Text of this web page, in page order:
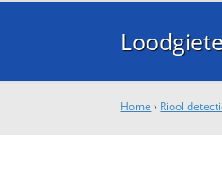
Home › Riool